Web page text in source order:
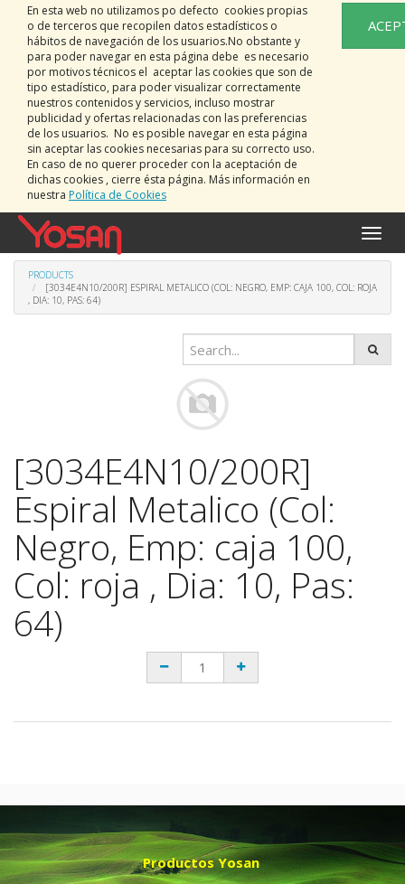
En esta web no utilizamos po defecto cookies propias
o de terceros que recopilen datos estadísticos o
hábitos de navegación de los usuarios.No obstante y
para poder navegar en esta página debe es necesario
por motivos técnicos el aceptar las cookies que son de
tipo estadístico, para poder visualizar correctamente
nuestros contenidos y servicios, incluso mostrar
publicidad y ofertas relacionadas con las preferencias
de los usuarios. No es posible navegar en esta página
sin aceptar las cookies necesarias para su correcto uso.
En caso de no querer proceder con la aceptación de
dichas cookies , cierre ésta página. Más información en
nuestra Política de Cookies
Toggle
PRODUCTS
[3034E4N10/200R] ESPIRAL METALICO (COL: NEGRO, EMP: CAJA 100, COL: ROJA
, DIA: 10, PAS: 64)
[3034E4N10/200R]
Espiral Metalico (Col:
Negro, Emp: caja 100,
Col: roja , Dia: 10, Pas:
64)
Productos Yosan